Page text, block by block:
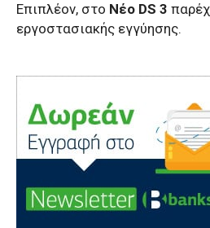
Επιπλέον, στο Νέο DS 3
εργοστασιακής εγγύησης.